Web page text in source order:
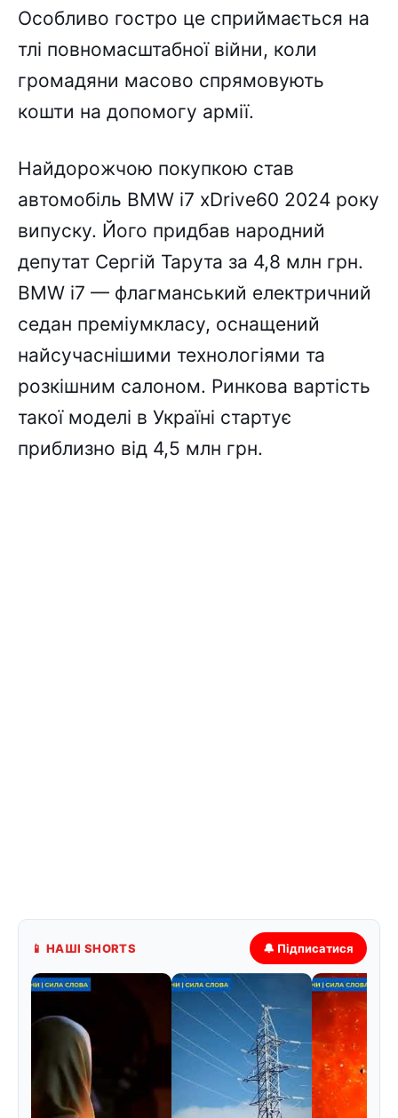
Особливо гостро це сприймається на
тлі повномасштабної війни, коли
громадяни масово спрямовують
кошти на допомогу армії.
Найдорожчою покупкою став
автомобіль BMW i7 xDrive60 2024 року
випуску. Його придбав народний
депутат Сергій Тарута за 4,8 млн грн.
BMW i7 — флагманський електричний
седан преміумкласу, оснащений
найсучаснішими технологіями та
розкішним салоном. Ринкова вартість
такої моделі в Україні стартує
приблизно від 4,5 млн грн.
📱 НАШІ SHORTS 🔔 Підписатися